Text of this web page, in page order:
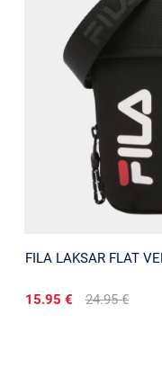
FILA LAKSAR FLAT
15.95 € 24.95 €